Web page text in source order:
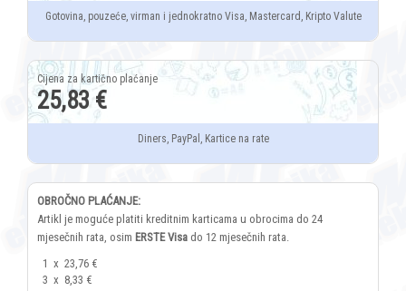
Gotovina, pouzeće, virman i jednokratno Visa, Mastercard, Kripto Valute
25,83 €
Diners, PayPal, Kartice na rate
OBROČNO PLAĆANJE:
Artikl je moguće platiti kreditnim karticama u obrocima do 24
mjesečnih rata, osim ERSTE Visa do 12 mjesečnih rata.
1 x 23,76 €
3 x 8,33 €